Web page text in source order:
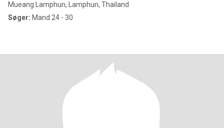
Mueang Lamphun, Lamphun, Thailand
Søger: Mand 24 - 30